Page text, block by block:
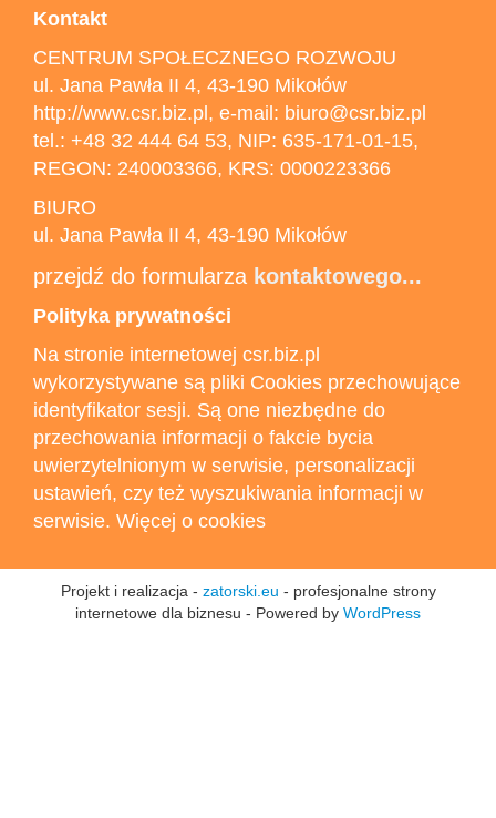
Kontakt
CENTRUM SPOŁECZNEGO ROZWOJU
ul. Jana Pawła II 4, 43-190 Mikołów
http://www.csr.biz.pl, e-mail: biuro@csr.biz.pl
tel.: +48 32 444 64 53, NIP: 635-171-01-15,
REGON: 240003366, KRS: 0000223366
BIURO
ul. Jana Pawła II 4, 43-190 Mikołów
przejdź do formularza kontaktowego...
Polityka prywatności
Na stronie internetowej csr.biz.pl
wykorzystywane są pliki Cookies przechowujące
identyfikator sesji. Są one niezbędne do
przechowania informacji o fakcie bycia
uwierzytelnionym w serwisie, personalizacji
ustawień, czy też wyszukiwania informacji w
serwisie. Więcej o cookies
Projekt i realizacja - zatorski.eu - profesjonalne strony
internetowe dla biznesu - Powered by WordPress